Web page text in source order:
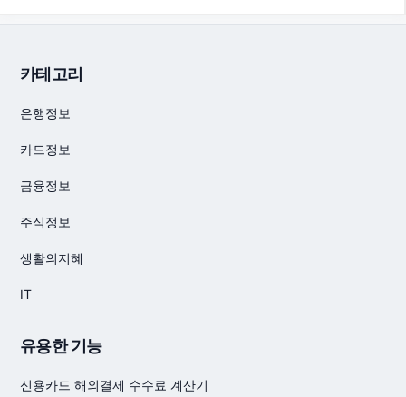
카테고리
은행정보
카드정보
금융정보
주식정보
생활의지혜
IT
유용한 기능
신용카드 해외결제 수수료 계산기